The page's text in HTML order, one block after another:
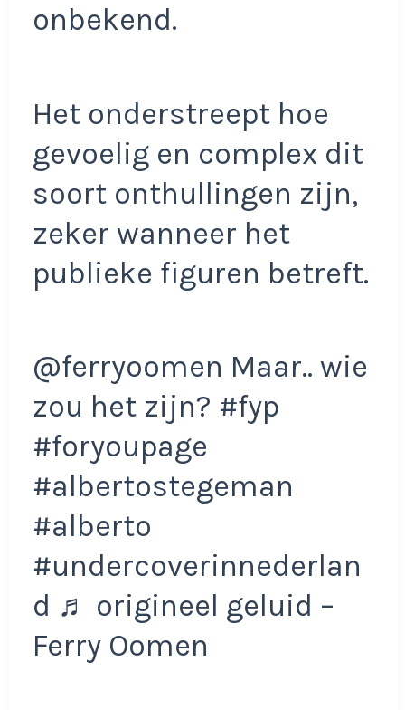
onbekend.
Het onderstreept hoe
gevoelig en complex dit
soort onthullingen zijn,
zeker wanneer het
publieke figuren betreft.
@ferryoomen Maar.. wie
zou het zijn? #fyp
#foryoupage
#albertostegeman
#alberto
#undercoverinnederlan
d ♬ origineel geluid –
Ferry Oomen